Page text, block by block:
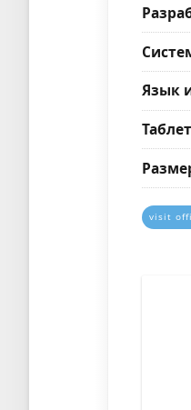
Язык
visit